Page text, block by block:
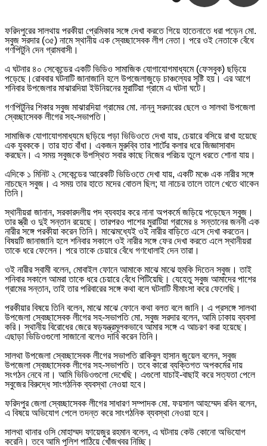
ফরিদপুরের সালথায় পরকীয়া প্রেমিকার সঙ্গে দেখা করতে গিয়ে হাতেনাতে ধরা পড়েন মো.
সবুজ সরদার (৩৫) নামে স্থানীয় এক স্বেচ্ছাসেবক লীগ নেতা। পরে ওই নেতাকে বেঁধে
গণপিটুনি দেন গ্রামবাসী।
এ ঘটনার ৪০ সেকেন্ডের একটি ভিডিও সামাজিক যোগাযোগমাধ্যমে (ফেসবুক) ছড়িয়ে
পড়েছে।রোববার ঘটনাটি জানাজানি হলে উপজেলাজুড়ে চাঞ্চল্যের সৃষ্টি হয়। এর আগে
শনিবার উপজেলার মাঝারদিয়া ইউনিয়নের মুরাটিয়া গ্রামে এ ঘটনা ঘটে।
গণপিটুনির শিকার সবুজ মাঝারদিয়া গ্রামের মো. নান্নু সরদারের ছেলে ও সালথা উপজেলা
স্বেচ্ছাসেবক লীগের সহ-সভাপতি।
সামাজিক যোগাযোগমাধ্যমে ছড়িয়ে পড়া ভিডিওতে দেখা যায়, চেয়ারে বসিয়ে রাখা হয়েছে
এক যুবককে। তার হাত বাঁধা। একজন মুরুব্বি তার শার্টের কলার ধরে জিজ্ঞাসাবাদ
করছেন। এ সময় সবুজকে উপস্থিত সবার কাছে নিজের পরিচয় তুলে ধরতে শোনা যায়।
এদিকে ১ মিনিট ২ সেকেন্ডের আরেকটি ভিডিওতে দেখা যায়, একটি মঞ্চে এক নারীর সঙ্গে
নাচছেন সবুজ। এ সময় তার হাতে মদের বোতল ছিল; যা নাচের তালে তালে খেতে থাকেন
তিনি।
স্থানীয়রা জানান, সরকারদলীয় পদ ব্যবহার করে নানা অপকর্মে জড়িয়ে পড়েছেন সবুজ।
তার স্ত্রী ও দুই সন্তান রয়েছে। তারপরও পাশের মুরাটিয়া গ্রামের ৪ সন্তানের জননী এক
নারীর সঙ্গে পরকীয়া করেন তিনি। মাঝেমধ্যেই ওই নারীর বাড়িতে এসে দেখা করতেন।
বিষয়টি জানাজানি হলে শনিবার সকালে ওই নারীর সঙ্গে ফের দেখা করতে এলে স্থানীয়রা
তাকে ধরে ফেলেন। পরে তাকে চেয়ারে বেঁধে গণধোলাই দেন তারা।
ওই নারীর স্বামী বলেন, মোবাইল ফোনে আমাকে মাঝে মাঝে হুমকি দিতেন সবুজ। তাই
শনিবার সকালে আমরা তাকে ধরে চেয়ারে বেঁধে পিটিয়েছি। যেহেতু সবুজ আমাদের পাশের
গ্রামের সন্তান, তাই তার পরিবারের সঙ্গে কথা বলে ঘটনাটি মীমাংসা করে ফেলেছি।
পরকীয়ার বিষয়ে তিনি বলেন, মাঝে মাঝে ফোনে কথা বলত বলে জানি। এ প্রসঙ্গে সালথা
উপজেলা স্বেচ্ছাসেবক লীগের সহ-সভাপতি মো. সবুজ সরদার বলেন, আমি ঢাকায় ব্যবসা
করি। স্থানীয় বিরোধের জেরে ষড়যন্ত্রমূলকভাবে আমার সঙ্গে এ আচরণ করা হয়েছে।
এছাড়া ভিডিওগুলো সাজানো বলেও দাবি করেন তিনি।
সালথা উপজেলা স্বেচ্ছাসেবক লীগের সভাপতি রাকিবুল হাসান জুয়েল বলেন, সবুজ
উপজেলা স্বেচ্ছাসেবক লীগের সহ-সভাপতি। তবে কারো ব্যক্তিগত অপকর্মের দায়
সংগঠন নেবে না। আমি ভিডিওগুলো দেখেছি। এগুলো যাচাই-বাছাই করে সত্যতা পেলে
সবুজের বিরুদ্ধে সাংগঠনিক ব্যবস্থা নেওয়া হবে।
ফরিদপুর জেলা স্বেচ্ছাসেবক লীগের সাধারণ সম্পাদক মো. ফয়সাল আহম্মেদ রবিন বলেন,
এ বিষয়ে অভিযোগ পেলে তদন্ত করে সাংগঠনিক ব্যবস্থা নেওয়া হবে।
সালথা থানার ওসি মোহাম্মদ ফায়েজুর রহমান বলেন, এ ঘটনায় কেউ কোনো অভিযোগ
করেনি। তবে আমি পুলিশ পাঠিয়ে খোঁজখবর নিচ্ছি।